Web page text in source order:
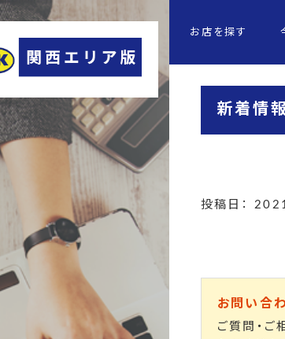
お店を探す
新着情報
投稿日：
お問い合
ご質問・ご